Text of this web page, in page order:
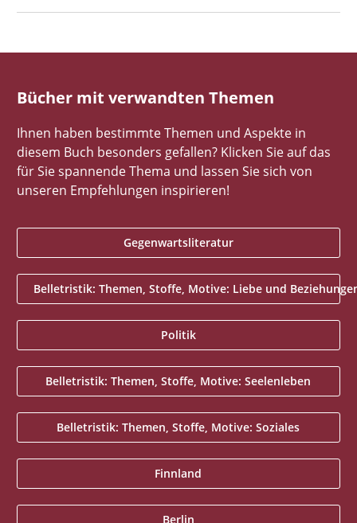
Bücher mit verwandten Themen
Ihnen haben bestimmte Themen und Aspekte in
diesem Buch besonders gefallen? Klicken Sie auf das
für Sie spannende Thema und lassen Sie sich von
unseren Empfehlungen inspirieren!
Gegenwartsliteratur
Belletristik: Themen, Stoffe, Motive: Liebe und
Politik
Belletristik: Themen, Stoffe, Motive: Seelenleben
Belletristik: Themen, Stoffe, Motive: Soziales
Finnland
Berlin